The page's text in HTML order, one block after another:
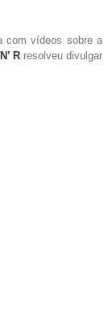
com vídeos sobre a
Rresolveu divulgar